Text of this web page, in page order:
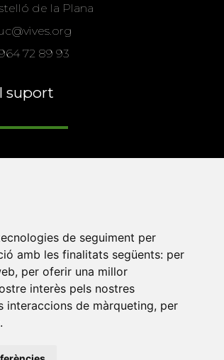
de seguiment per
amb les finalitats següents: per
, per oferir una millor
interès pels nostres
interaccions de màrqueting, per
.
de la Plana
72 89 93
suport